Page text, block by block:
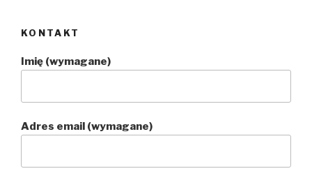
KONTAKT
Imię (wymagane)
Adres email (wymagane)